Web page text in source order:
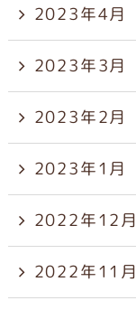
2023年4月
2023年3月
2023年2月
2023年1月
2022年12月
2022年11月